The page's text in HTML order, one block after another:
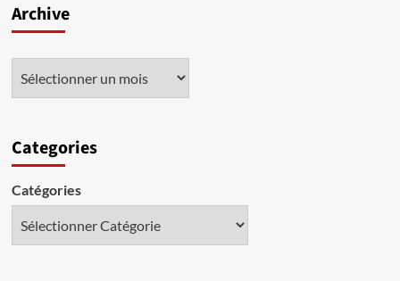
Archive
Categories
Catégories